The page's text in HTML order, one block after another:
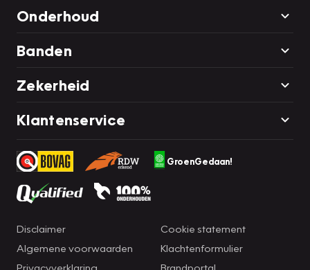
Onderhoud
Banden
Zekerheid
Klantenservice
GroenGedaan!
Disclaimer
Algemene voorwaarden
Privacyverklaring
Cookie statement
Klachtenformulier
Brandportal